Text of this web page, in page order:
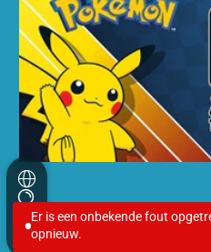
Betalingsmethoden
Er is een onbekende fout
opnieuw.